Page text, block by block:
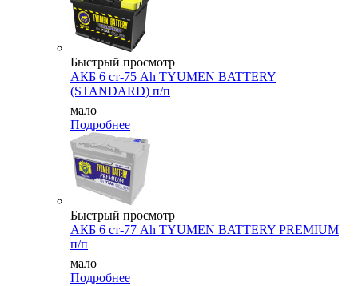
Быстрый просмотр
АКБ 6 ст-75 Аh TYUMEN BATTERY
(STANDARD) п/п
мало
Подробнее
Быстрый просмотр
АКБ 6 ст-77 Аh TYUMEN BATTERY PREMIUM
п/п
мало
Подробнее